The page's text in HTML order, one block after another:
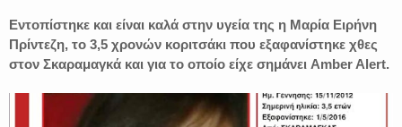
Εντοπίστηκε και είναι καλά στην υγεία της η Μαρία Ειρήνη
Πρίντεζη, το 3,5 χρονών κοριτσάκι που εξαφανίστηκε χθες
στον Σκαραμαγκά και για το οποίο είχε σημάνει Amber Alert.